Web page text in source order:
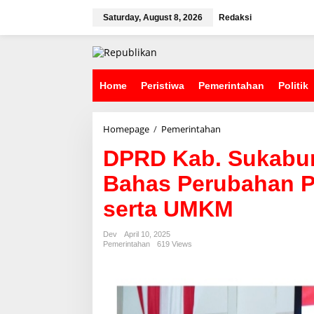
Saturday, August 8, 2026 Redaksi
Home Peristiwa Pemerintahan Politik
Homepage / Pemerintahan
K
a
b
.
DPRD Kab.
Bahas Perubahan
serta UMKM
Dev
April 10, 2025
Pemerintahan
619 Views